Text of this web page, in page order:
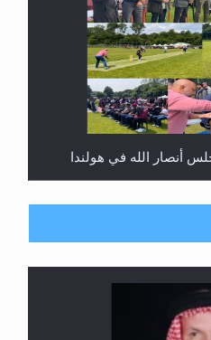
أنصار الله في هولندا